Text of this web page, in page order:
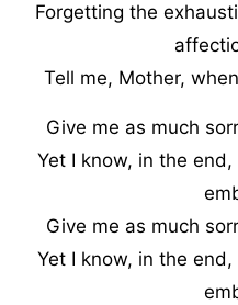
Forgetting the
Tell me, Mother,
Give me as much
Yet I know, in the
Give me as much
Yet I know, in the